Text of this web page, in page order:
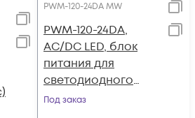
PWM-120-24DA MW
PWM-120-24DA,
AC/DC LED, блок
питания для
светодиодного
освещения.
Под заказ